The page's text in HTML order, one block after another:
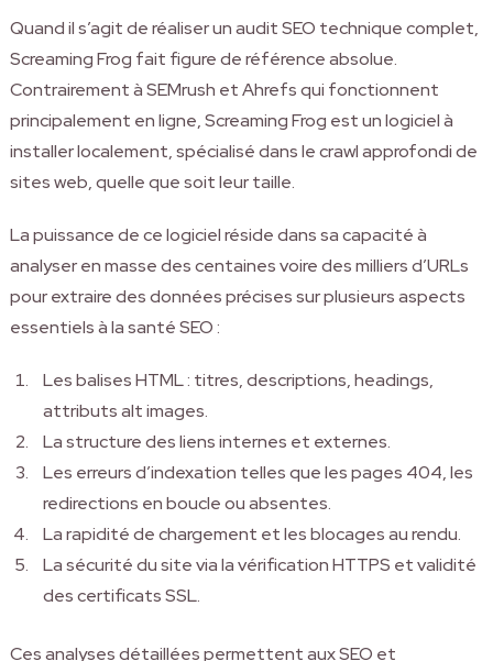
Quand il s’agit de réaliser un audit SEO technique complet,
Screaming Frog fait figure de référence absolue.
Contrairement à SEMrush et Ahrefs qui fonctionnent
principalement en ligne, Screaming Frog est un logiciel à
installer localement, spécialisé dans le crawl approfondi de
sites web, quelle que soit leur taille.
La puissance de ce logiciel réside dans sa capacité à
analyser en masse des centaines voire des milliers d’URLs
pour extraire des données précises sur plusieurs aspects
essentiels à la santé SEO :
Les balises HTML : titres, descriptions, headings,
attributs alt images.
La structure des liens internes et externes.
Les erreurs d’indexation telles que les pages 404, les
redirections en boucle ou absentes.
La rapidité de chargement et les blocages au rendu.
La sécurité du site via la vérification HTTPS et validité
des certificats SSL.
Ces analyses détaillées permettent aux SEO et